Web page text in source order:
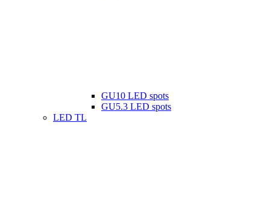
GU10 LED spots
GU5.3 LED spots
LED TL